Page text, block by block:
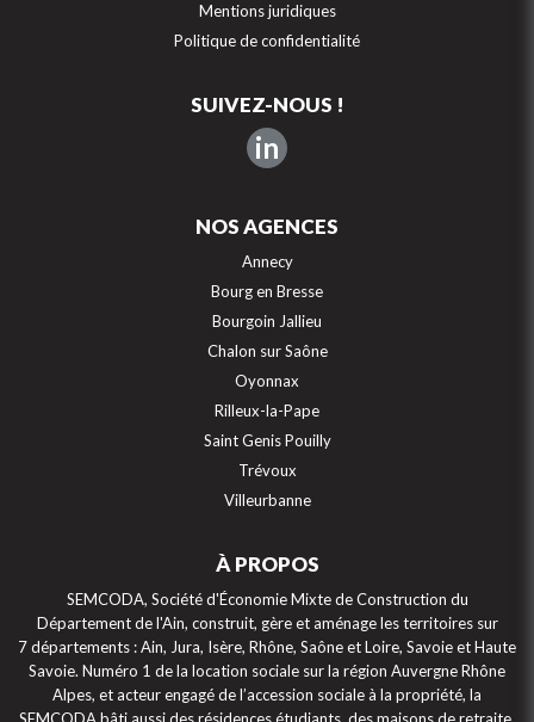
Mentions juridiques
Politique de confidentialité
SUIVEZ-NOUS !
in
NOS AGENCES
Annecy
Bourg en Bresse
Bourgoin Jallieu
Chalon sur Saône
Oyonnax
Rilleux-la-Pape
Saint Genis Pouilly
Trévoux
Villeurbanne
À PROPOS
SEMCODA, Société d'Économie Mixte de Construction du
Département de l'Ain, construit, gère et aménage les territoires sur
7 départements : Ain, Jura, Isère, Rhône, Saône et Loire, Savoie et Haute
Savoie. Numéro 1 de la location sociale sur la région Auvergne Rhône
Alpes, et acteur engagé de l’accession sociale à la propriété, la